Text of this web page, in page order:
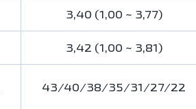
3,40 (1,00 ~ 3,77)
3,42 (1,00 ~ 3,81)
43/40/38/35/31/27/22